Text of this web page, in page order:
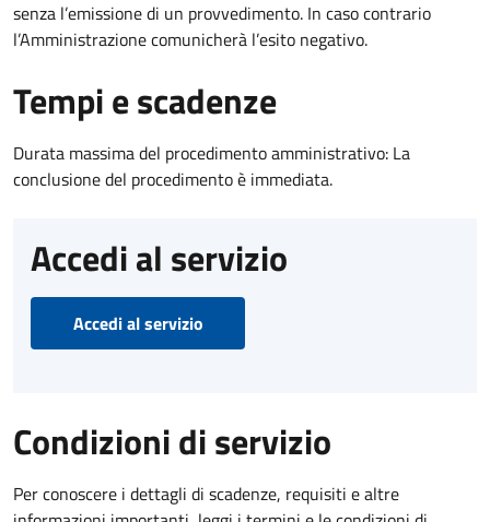
senza l’emissione di un provvedimento. In caso contrario
l’Amministrazione comunicherà l’esito negativo.
Tempi e scadenze
Durata massima del procedimento amministrativo: La
conclusione del procedimento è immediata.
Accedi al servizio
Accedi al servizio
Condizioni di servizio
Per conoscere i dettagli di scadenze, requisiti e altre